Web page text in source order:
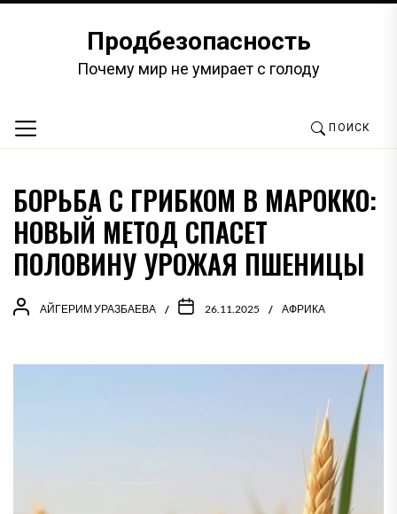
содержимомуПродбезопасность
Почему мир не умирает с голоду
ПОИСК
БОРЬБА С ГРИБКОМ В МАРОККО:
НОВЫЙ МЕТОД СПАСЕТ
ПОЛОВИНУ УРОЖАЯ ПШЕНИЦЫ
АЙГЕРИМ УРАЗБАЕВА 26.11.2025 АФРИКА